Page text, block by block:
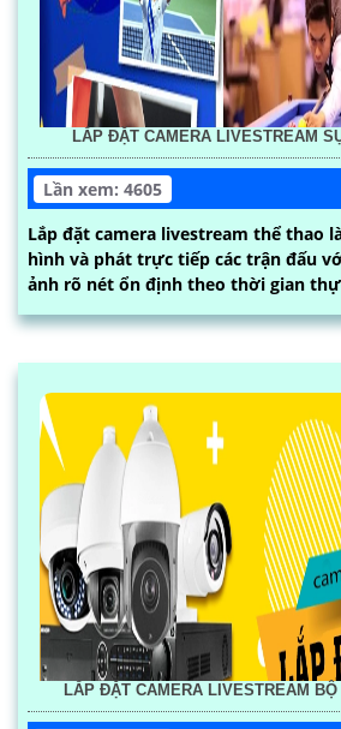
LẮP ĐẶT CAMERA LIVESTREAM
Lần xem: 4605
Lắp đặt camera livestream thể thao
hình và phát trực tiếp các trận đấu
ảnh rõ nét ổn định theo thời gian
LẮP ĐẶT CAMERA LIVESTREAM